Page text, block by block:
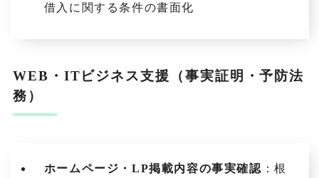
借入に関する条件の書面化
WEB・ITビジネス支援（事実証明・予防法
務）
ホームページ・LP掲載内容の事実確認 ：根